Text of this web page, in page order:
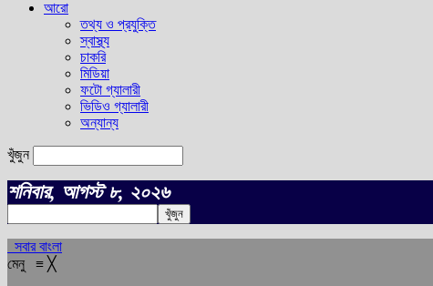
আরো
তথ্য ও প্রযুক্তি
স্বাস্থ্য
চাকরি
মিডিয়া
ফটো গ্যালারী
ভিডিও গ্যালারী
অন্যান্য
খুঁজুন
শনিবার, আগস্ট ৮, ২০২৬
সবার বাংলা
মেনু ≡ ╳